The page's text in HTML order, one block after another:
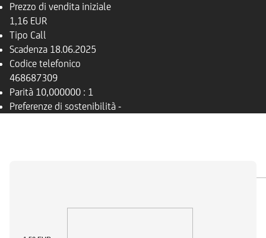
Prezzo di vendita iniziale
1,16 EUR
Tipo Call
Scadenza 18.06.2025
Codice telefonico
468687309
Parità 10,000000 : 1
Preferenze di sostenibilità -